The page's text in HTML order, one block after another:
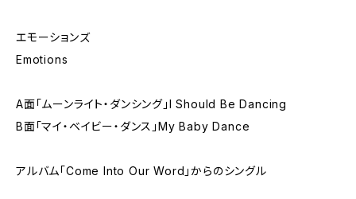
エモーションズ
Emotions
A面「ムーンライト・ダンシング」I Should Be Dancing
B面「マイ・ベイビー・ダンス」My Baby Dance
アルバム「Come Into Our Word」からのシングル